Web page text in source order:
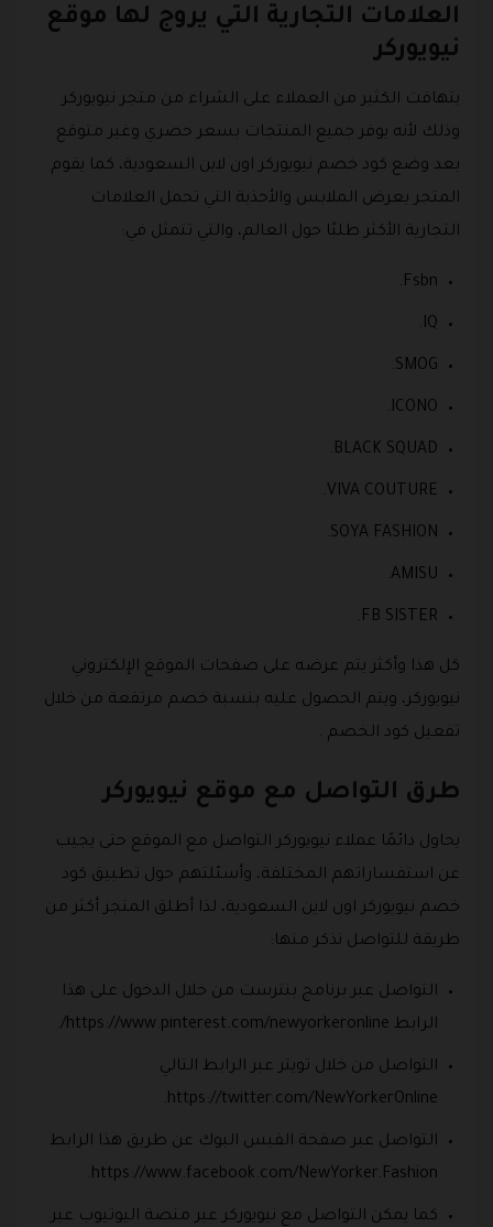
العلامات التجارية التي يروج لها موقع
نيويوركر
يتهافت الكثير من العملاء على الشراء من متجر نيويوركر
وذلك لأنه يوفر جميع المنتجات بسعر حصري وغير متوقع
بعد وضع كود خصم نيويوركر اون لاين السعودية، كما يقوم
المتجر بعرض الملابس والأحذية التي تحمل العلامات
التجارية الأكثر طلبًا حول العالم، والتي تتمثل في:
Fsbn.
IQ.
SMOG.
ICONO.
BLACK SQUAD.
VIVA COUTURE.
SOYA FASHION.
AMISU.
FB SISTER.
كل هذا وأكثر يتم عرضه على صفحات الموقع الإلكتروني
نيويوركر، ويتم الحصول عليه بنسبة خصم مرتفعة من خلال
تفعيل كود الخصم .
طرق التواصل مع موقع نيويوركر
يحاول دائمًا عملاء نيويوركر التواصل مع الموقع حتى يجيب
عن استفساراتهم المختلفة، وأسئلتهم حول تطبيق كود
خصم نيويوركر اون لاين السعودية، لذا أطلق المتجر أكثر من
طريقة للتواصل نذكر منها:
التواصل عبر برنامج بنترست من خلال الدخول على هذا
الرابط https://www.pinterest.com/newyorkeronline/.
التواصل من خلال تويتر عبر الرابط التالي
https://twitter.com/NewYorkerOnline.
التواصل عبر صفحة الفيس البوك عن طريق هذا الرابط
https://www.facebook.com/NewYorker.Fashion.
كما يمكن التواصل مع نيويوركر عبر منصة اليوتيوب عبر